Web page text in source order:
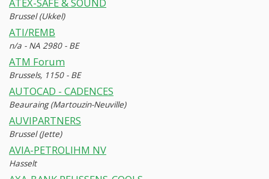
Brussel (Ukkel)
ATI/REMB
n/a - NA 2980 - BE
ATM Forum
Brussels, 1150 - BE
AUTOCAD - CADENCES
Beauraing (Martouzin-Neuville)
AUVIPARTNERS
Brussel (Jette)
AVIA-PETROLIHM NV
Hasselt